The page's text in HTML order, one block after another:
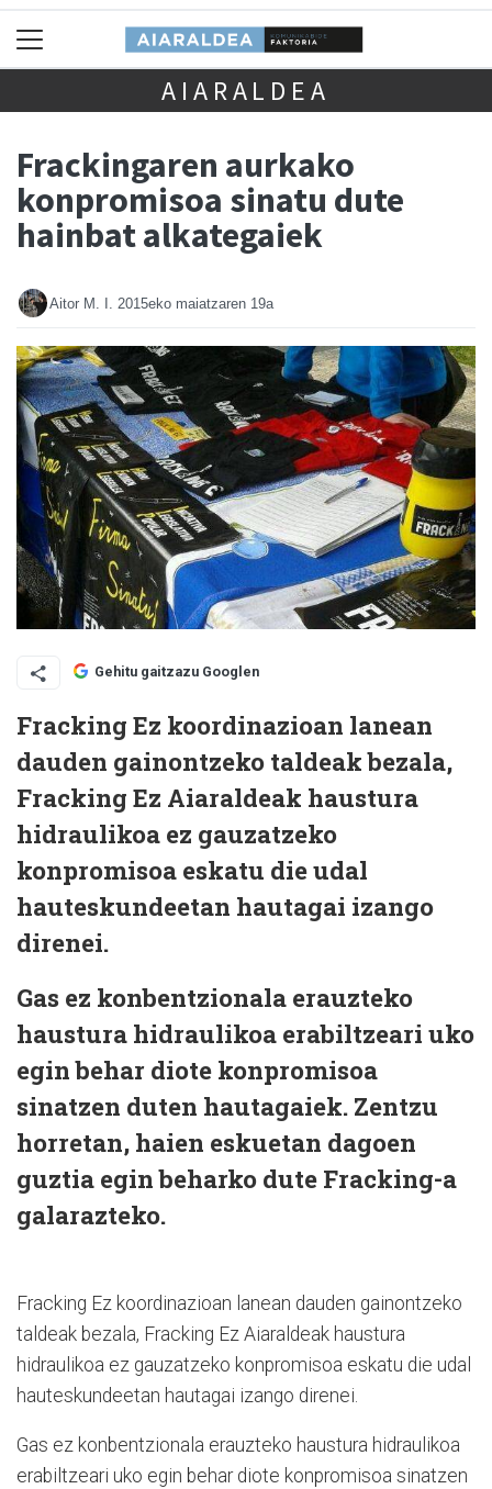
AIARALDEA
Frackingaren aurkako
konpromisoa sinatu dute
hainbat alkategaiek
Aitor M. I. 2015eko maiatzaren 19a
Gehitu gaitzazu Googlen
Fracking Ez koordinazioan lanean
dauden gainontzeko taldeak bezala,
Fracking Ez Aiaraldeak haustura
hidraulikoa ez gauzatzeko
konpromisoa eskatu die udal
hauteskundeetan hautagai izango
direnei.
Gas ez konbentzionala erauzteko
haustura hidraulikoa erabiltzeari uko
egin behar diote konpromisoa
sinatzen duten hautagaiek. Zentzu
horretan, haien eskuetan dagoen
guztia egin beharko dute Fracking-a
galarazteko.
Fracking Ez koordinazioan lanean dauden gainontzeko
taldeak bezala, Fracking Ez Aiaraldeak haustura
hidraulikoa ez gauzatzeko konpromisoa eskatu die udal
hauteskundeetan hautagai izango direnei.
Gas ez konbentzionala erauzteko haustura hidraulikoa
erabiltzeari uko egin behar diote konpromisoa sinatzen